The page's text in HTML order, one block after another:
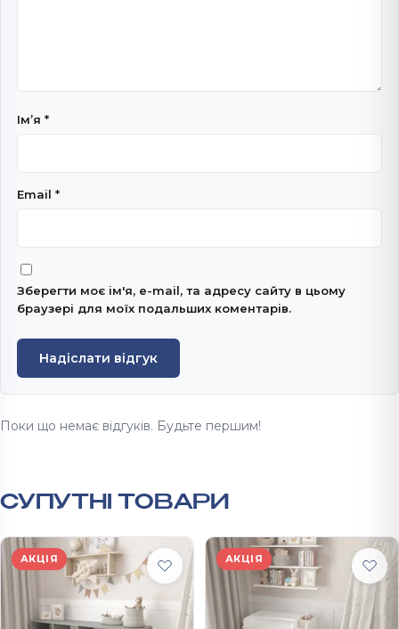
Імʼя *
Email *
Зберегти моє ім'я, e-mail, та адресу сайту в цьому
браузері для моїх подальших коментарів.
Надіслати відгук
Поки що немає відгуків. Будьте першим!
СУПУТНІ ТОВАРИ
АКЦІЯ АКЦІЯ